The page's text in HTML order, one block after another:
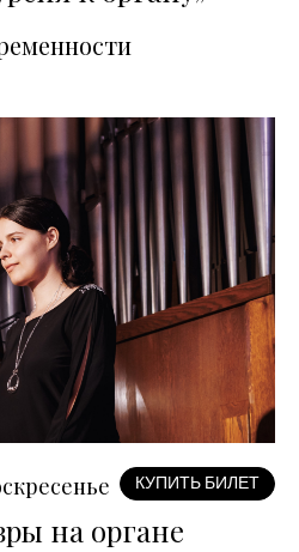
КУПИТЬ БИЛЕТ
на органе